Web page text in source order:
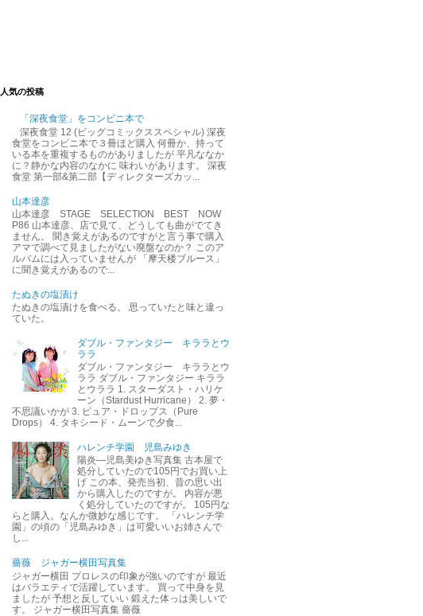
人気の投稿
「深夜食堂」をコンビニ本で
深夜食堂 12 (ビッグコミックススペシャル) 深夜
食堂をコンビニ本で３冊ほど購入 何冊か、持って
いる本を重複するものがありましたが 平凡ななか
に？静かな内容のなかに 味わいがあります。 深夜
食堂 第一部&第二部【ディレクターズカッ...
山本達彦
山本達彦 STAGE SELECTION BEST NOW
P86 山本達彦、店で見て、どうしても曲がでてき
ません。 聞き覚えがあるのですがと言う事で購入
アマで調べて見ましたがない廃盤なのか？ このア
ルバムには入っていませんが 「摩天楼ブルース」
に聞き覚えがあるので...
たぬきの塩漬け
たぬきの塩漬けを食べる。 思っていたと味と違っ
ていた。
ダブル・ファンタジー キララとウ
ララ
ダブル・ファンタジー キララとウ
ララ ダブル・ファンタジー キララ
とウララ 1. スターダスト・ハリケ
ーン（Stardust Hurricane） 2. 夢・
不思議いかが 3. ピュア・ドロップス（Pure
Drops） 4. タキシード・ムーンで夕食...
ハレンチ学園 児島みゆき
陽炎―児島美ゆき写真集 古本屋で
処分していたので105円でお買い上
げ この本、発売当初、昔の思い出
から購入したのですが。 内容が悪
く処分していたのですが。 105円な
らと購入。なんか微妙な感じです。 「ハレンチ学
園」の頃の「児島みゆき」は可愛いいお姉さんで
し...
薔薇 ジャガー横田写真集
ジャガー横田 プロレスの印象が強いのですが 最近
はバラエティで活躍しています。 買って中身を見
ましたが 予想と反していい 鍛えた体っは美しいで
す。 ジャガー横田写真集 薔薇